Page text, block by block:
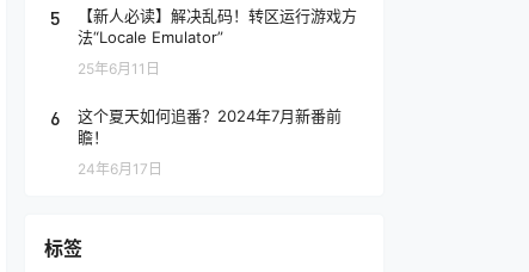
5
【新人必读】解决乱码！转区运行游戏方
法“Locale Emulator”
25年6月11日
6
这个夏天如何追番？2024年7月新番前
瞻！
24年6月17日
标签